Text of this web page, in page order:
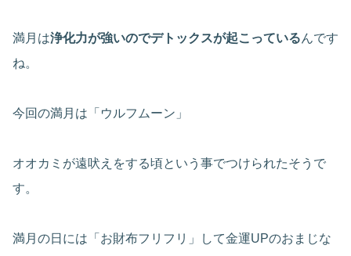
満月は浄化力が強いのでデトックスが起こっているんです
ね。
今回の満月は「ウルフムーン」
オオカミが遠吠えをする頃という事でつけられたそうで
す。
満月の日には「お財布フリフリ」して金運UPのおまじな